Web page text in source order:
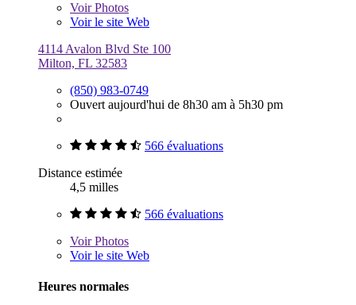
VoirPhotos
Voir le site Web
4114 Avalon Blvd Ste 100
Milton, FL 32583
(850) 983-0749
Ouvert aujourd'hui de 8h30 am à 5h30 pm
566 évaluations
Distance estimée
4,5 milles
566 évaluations
VoirPhotos
Voir le site Web
Heures normales